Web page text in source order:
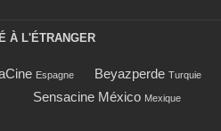
À L'ÉTRANGER
Espagne Beyazperde Turquie
Sensacine México Mexique